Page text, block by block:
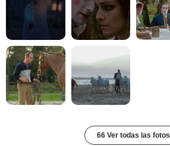
66 Ver todas las fotos